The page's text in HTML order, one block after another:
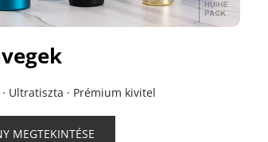
Ultratiszta · Prémium kivitel
MEGTEKINTÉSE